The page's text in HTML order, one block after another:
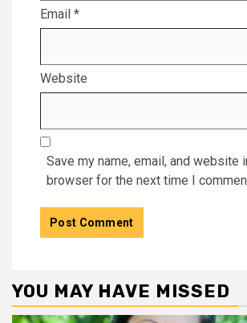
Email *
Website
Save my name, email, and website
browser for the next time I
YOU MAY HAVE MISSED